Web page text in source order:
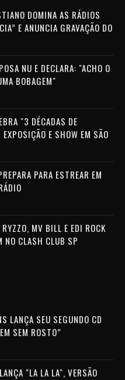
DOMINA AS RÁDIOS
E ANUNCIA GRAVAÇÃO DO
NU E DECLARA: "ACHO O
BOBAGEM"
"3 DÉCADAS DE
E SHOW EM SÃO
PARA ESTREAR EM
RYZZO, MV BILL E EDI ROCK
NO CLASH CLUB SP
LANÇA SEU SEGUNDO CD
SEM ROSTO”
"LA LA LA", VERSÃO